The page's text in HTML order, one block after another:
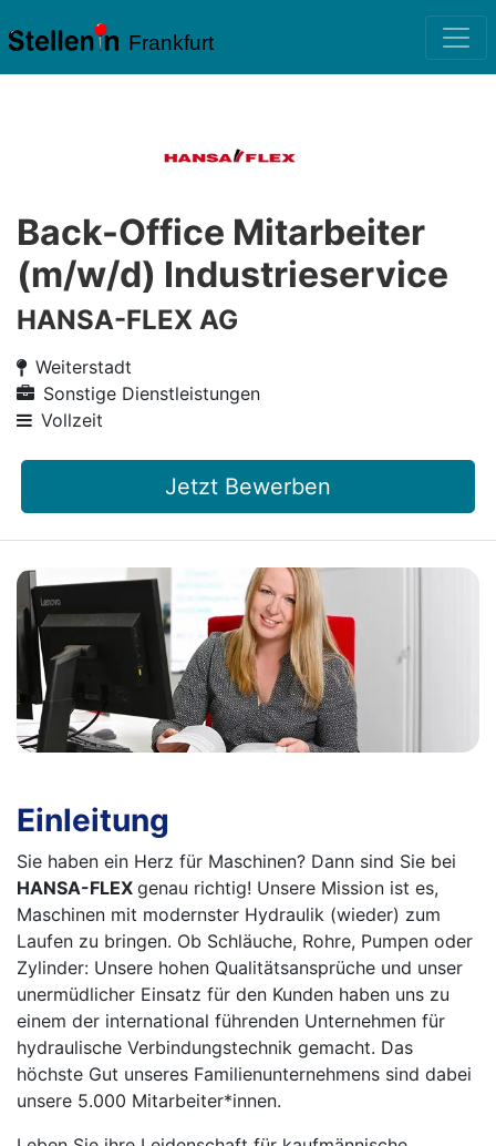
Frankfurt
Back-Office Mitarbeiter
(m/w/d) Industrieservice
HANSA-FLEX AG
Weiterstadt
Sonstige Dienstleistungen
Vollzeit
Jetzt Bewerben
Einleitung
Sie haben ein Herz für Maschinen? Dann sind Sie bei
HANSA-FLEX genau richtig! Unsere Mission ist es,
Maschinen mit modernster Hydraulik (wieder) zum
Laufen zu bringen. Ob Schläuche, Rohre, Pumpen oder
Zylinder: Unsere hohen Qualitätsansprüche und unser
unermüdlicher Einsatz für den Kunden haben uns zu
einem der international führenden Unternehmen für
hydraulische Verbindungstechnik gemacht. Das
höchste Gut unseres Familienunternehmens sind dabei
unsere 5.000 Mitarbeiter*innen.